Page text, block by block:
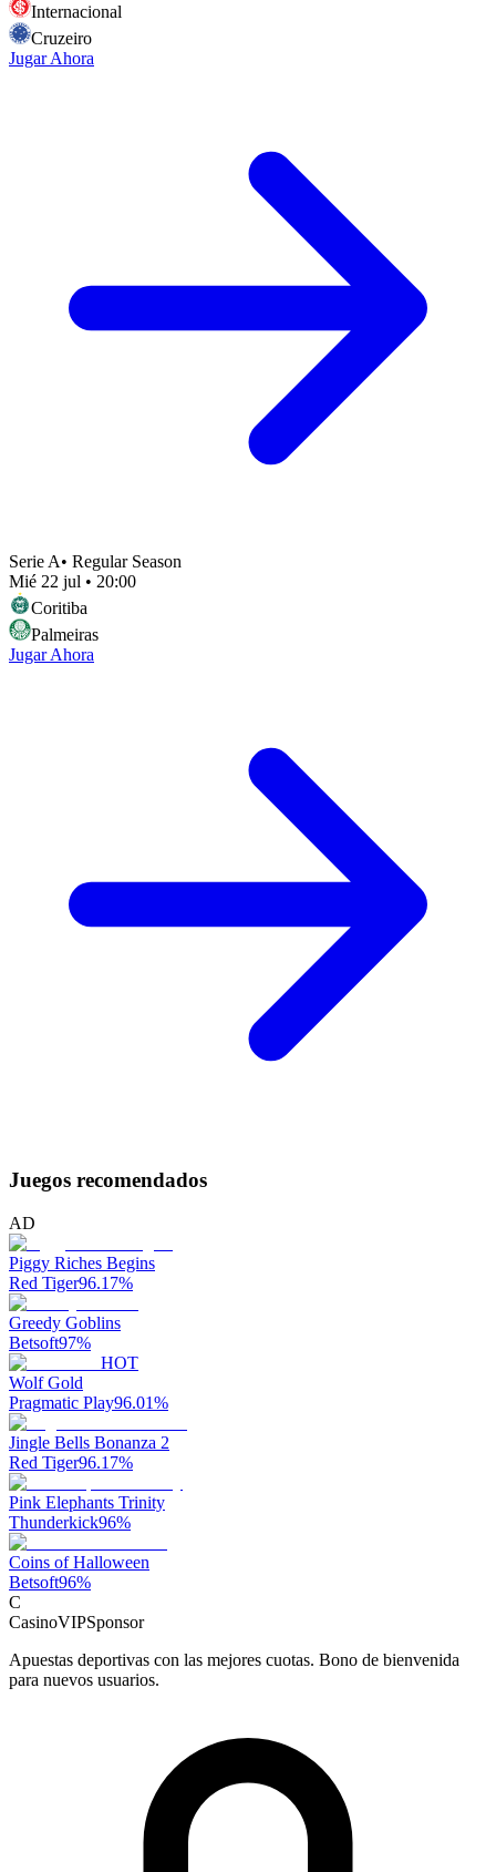
Internacional
Cruzeiro
Jugar Ahora
Serie A• Regular Season
Mié 22 jul • 20:00
Coritiba
Palmeiras
Jugar Ahora
Juegos recomendados
AD
Piggy Riches Begins
Red Tiger96.17%
Greedy Goblins
Betsoft97%
HOT
Wolf Gold
Pragmatic Play96.01%
Jingle Bells Bonanza 2
Red Tiger96.17%
Pink Elephants Trinity
Thunderkick96%
Coins of Halloween
Betsoft96%
C
CasinoVIPSponsor
Apuestas deportivas con las mejores cuotas. Bono de bienvenida
para nuevos usuarios.